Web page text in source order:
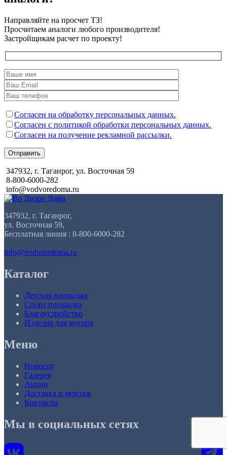
Направляйте на просчет ТЗ!
Просчитаем аналоги любого производителя!
Застройщикам расчет по проекту!
Согласен на обработку персональных данных.
Согласен с политикой обработки персональных данных.
Согласен на получение рекламной рассылки.
Отправить
347932, г. Таганрог, ул. Восточная 59
8-800-6000-282
info@vodvoredoma.ru
347932, г. Таганрог,
ул. Восточная 59,
Бесплатная линия : 8-800-6000-282
info@vodvoredoma.ru
Каталог
Детская площадка
Спорт площадка
Благоустройство
Изделия для мусора
Меню
Новости
Галерея
Акции
Доставка и монтаж
Контакты
Мы в социальных сетях